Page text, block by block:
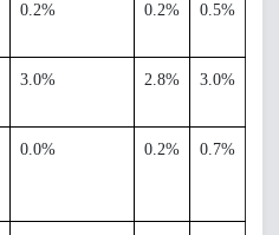
0.2% 0.2% 0.5%
3.0% 2.8% 3.0%
0.0% 0.2% 0.7%